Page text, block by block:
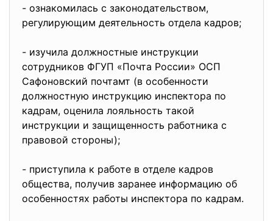
- ознакомилась с законодательством,
регулирующим деятельность отдела кадров;
- изучила должностные инструкции
сотрудников ФГУП «Почта России» ОСП
Сафоновский почтамт (в особенности
должностную инструкцию инспектора по
кадрам, оценила лояльность такой
инструкции и защищенность работника с
правовой стороны);
- приступила к работе в отделе кадров
общества, получив заранее информацию об
особенностях работы инспектора по кадрам.